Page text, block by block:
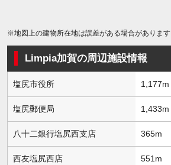
※地図上の建物所在地は誤差がある場合があります
Limpia加賀の周辺施設情報
塩尻市役所 1,177m
塩尻郵便局 1,433m
八十二銀行塩尻西支店 365m
西友塩尻西店 551m